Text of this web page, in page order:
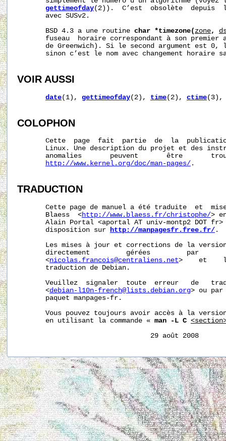
gettimeofday(2)).  C’est  obsolète  depuis
       avec SUSv2.
       BSD 4.3 a une routine
char *timezone( zone,
fuseau  horaire correspondant à son premier
de Greenwich). Si le second argument est 0,
sinon c’est le nom avec changement horaire
VOIR AUSSI
date(1), gettimeofday(2), time(2), ctime
COLOPHON
Cette  page  fait  partie  de  la
Linux. Une description du projet et des
anomalies       peuvent       être
http://www.kernel.org/doc/man-pages/ .
TRADUCTION
Cette page de manuel a été traduite  et
       Blaess  <
http://www.blaess.fr/christophe/>
Alain Portal <aportal AT univ-montp2 DOT
       disposition sur
http://manpagesfr.free.fr/ .
Les mises à jour et corrections de la
directement         gérées         par
       <
nicolas.francois@centraliens.net>    et
       traduction de Debian.
Veuillez  signaler  toute  erreur   de
       <
debian-l10n-french@lists.debian.org> ou par
       paquet manpages-fr.
Vous pouvez toujours avoir accès à la
       en utilisant la commande «
man -L C